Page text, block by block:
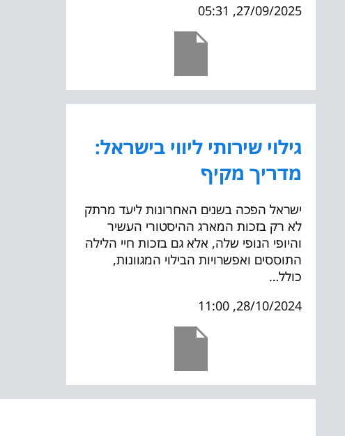
27/09/2025, 05:31
גילוי שירותי ליווי בישראל:
מדריך מקיף
ישראל הפכה בשנים האחרונות ליעד מרתק
לא רק בזכות המארג ההיסטורי העשיר
והיופי הנופי שלה, אלא גם בזכות חיי הלילה
התוססים ואפשרויות הבילוי המגוונות,
כולל…
28/10/2024, 11:00